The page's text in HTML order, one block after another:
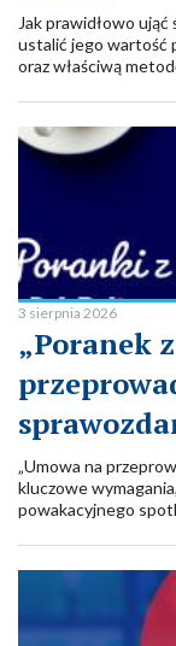
Jak prawidłowo
ustalić jego wartość
oraz właściwą
ważne tematy”.
3 sierpnia 2026
„Poranek
„Umowa na
kluczowe
powakacyjnego
br. w godz. 9:00-